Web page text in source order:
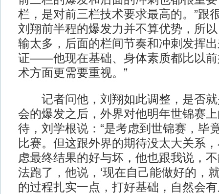
栏，是对前三栏技术要求最高的。”跟
刘翔前半程的爆发力并不算优势，所
输太多，后面的栏间节奏和冲刺发挥
证——他现在基础、身体素质都比以前
术方面更需要重视。”
记者问他，刘翔如此调整，是否就
会的爆发之后，外界对他明年世锦赛
待，刘学根说：“是考虑到世锦赛，毕
比赛。但这跟外界的期待没太大关系
虑最终结果的好与坏，他也跟我说，
法跑了，他说，‘现在自己能做好的，
的过程扎实一点，打好基础，自然会有